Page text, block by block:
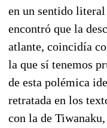
en un sentido
encontró que la
atlante, coincidía
la que sí tenemos
de esta polémica
retratada en los
con la de